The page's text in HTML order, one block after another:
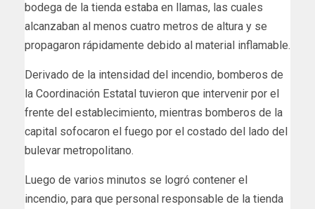
bodega de la tienda estaba en llamas, las cuales
alcanzaban al menos cuatro metros de altura y se
propagaron rápidamente debido al material inflamable.
Derivado de la intensidad del incendio, bomberos de
la Coordinación Estatal tuvieron que intervenir por el
frente del establecimiento, mientras bomberos de la
capital sofocaron el fuego por el costado del lado del
bulevar metropolitano.
Luego de varios minutos se logró contener el
incendio, para que personal responsable de la tienda